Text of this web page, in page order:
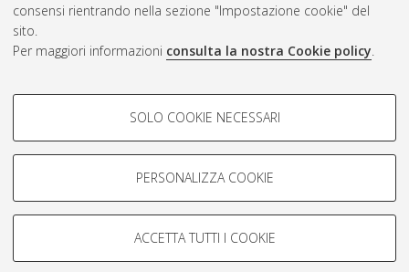
consensi rientrando nella sezione "Impostazione cookie" del
sito.
Per maggiori informazioni consulta la nostra Cookie policy.
COOKIE DI PROFILAZIONE -
Si tratta di cookie utilizzati per analizzare le caratteristiche della
navigazione degli utenti, creare profili in base al loro comportamento
Mostra cookie di profilazione
COOKIE TECNICI - NECESSARI
SOLO COOKIE NECESSARI
PERSONALIZZA COOKIE
ACCETTA TUTTI I COOKIE
ISSN: 2038-7946
Impostazioni Cookie
Informativa sulla privacy
Condizioni d’uso del sito